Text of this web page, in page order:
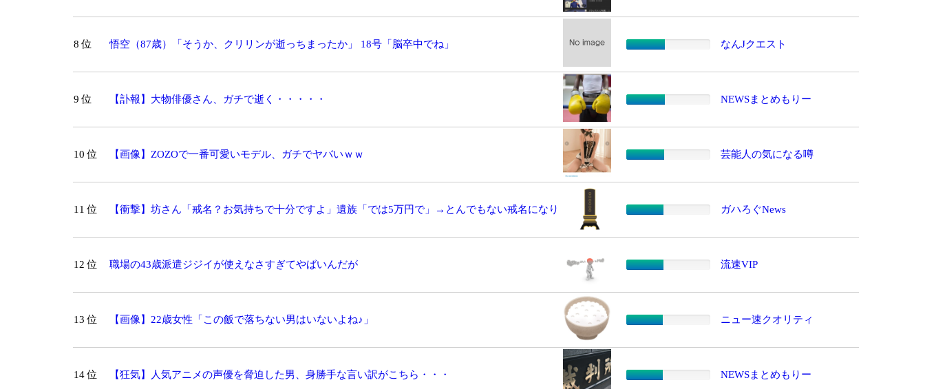
8 位 悟空（87歳）「そうか、クリリンが逝っちまったか」 18号「脳卒中でね」 なんJクエスト
9 位 【訃報】大物俳優さん、ガチで逝く・・・・・ NEWSまとめもりー
10 位 【画像】ZOZOで一番可愛いモデル、ガチでヤバいｗｗ 芸能人の気になる噂
11 位
【衝撃】坊さん「戒名？お気持ちで十分ですよ」遺族「では5万円で」→とんでもない戒名になり
ガハろぐNews
12 位 職場の43歳派遣ジジイが使えなさすぎてやばいんだが 流速VIP
13 位 【画像】22歳女性「この飯で落ちない男はいないよね♪」 ニュー速クオリティ
14 位 【狂気】人気アニメの声優を脅迫した男、身勝手な言い訳がこちら・・・ NEWSまとめもりー